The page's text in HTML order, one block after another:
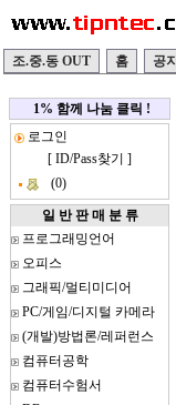
조.중.동 OUT 홈 공지
1% 함께 나눔 클릭 !
로그인
[ ID/Pass찾기 ]
(0)
일 반 판 매 분 류
프로그래밍언어
오피스
그래픽/멀티미디어
PC/게임/디지털 카메라
(개발)방법론/레퍼런스
컴퓨터공학
컴퓨터수험서